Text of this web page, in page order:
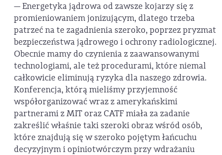
— Energetyka jądrowa od zawsze kojarzy się z
promieniowaniem jonizującym, dlatego trzeba
patrzeć na te zagadnienia szeroko, poprzez pryzmat
bezpieczeństwa jądrowego i ochrony radiologicznej.
Obecnie mamy do czynienia z zaawansowanymi
technologiami, ale też procedurami, które niemal
całkowicie eliminują ryzyka dla naszego zdrowia.
Konferencja, którą mieliśmy przyjemność
współorganizować wraz z amerykańskimi
partnerami z MIT oraz CATF miała za zadanie
zakreślić właśnie taki szeroki obraz wśród osób,
które znajdują się w szeroko pojętym łańcuchu
decyzyjnym i opiniotwórczym przy wdrażaniu